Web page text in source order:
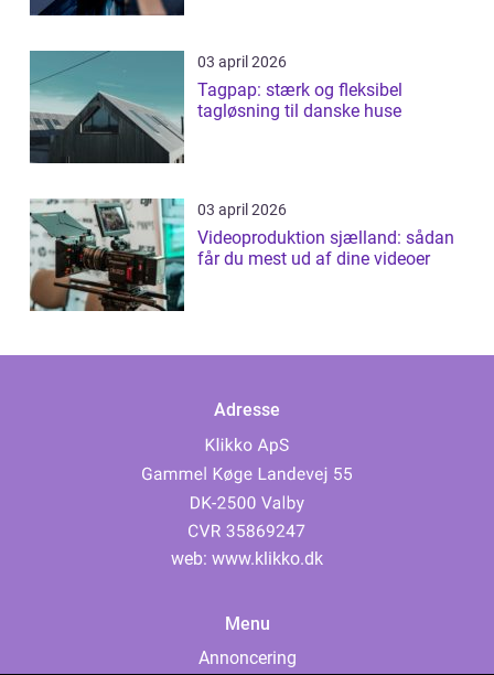
03 april 2026
Tagpap: stærk og fleksibel
tagløsning til danske huse
03 april 2026
Videoproduktion sjælland: sådan
får du mest ud af dine videoer
Adresse
web: www.klikko.dk
Menu
Annoncering